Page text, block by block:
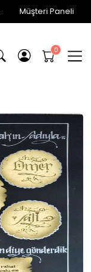
Müşteri Paneli